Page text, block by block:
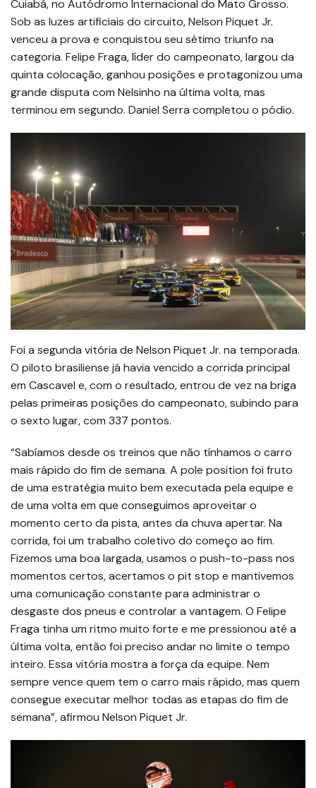
Cuiabá, no Autódromo Internacional do Mato Grosso.
Sob as luzes artificiais do circuito, Nelson Piquet Jr.
venceu a prova e conquistou seu sétimo triunfo na
categoria. Felipe Fraga, líder do campeonato, largou da
quinta colocação, ganhou posições e protagonizou uma
grande disputa com Nelsinho na última volta, mas
terminou em segundo. Daniel Serra completou o pódio.
Foi a segunda vitória de Nelson Piquet Jr. na temporada.
O piloto brasiliense já havia vencido a corrida principal
em Cascavel e, com o resultado, entrou de vez na briga
pelas primeiras posições do campeonato, subindo para
o sexto lugar, com 337 pontos.
“Sabíamos desde os treinos que não tínhamos o carro
mais rápido do fim de semana. A pole position foi fruto
de uma estratégia muito bem executada pela equipe e
de uma volta em que conseguimos aproveitar o
momento certo da pista, antes da chuva apertar. Na
corrida, foi um trabalho coletivo do começo ao fim.
Fizemos uma boa largada, usamos o push-to-pass nos
momentos certos, acertamos o pit stop e mantivemos
uma comunicação constante para administrar o
desgaste dos pneus e controlar a vantagem. O Felipe
Fraga tinha um ritmo muito forte e me pressionou até a
última volta, então foi preciso andar no limite o tempo
inteiro. Essa vitória mostra a força da equipe. Nem
sempre vence quem tem o carro mais rápido, mas quem
consegue executar melhor todas as etapas do fim de
semana”, afirmou Nelson Piquet Jr.